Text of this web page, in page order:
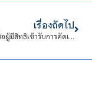
เรื่องถัดไป
ประกาศรายชื่อผู้มีสิทธิเข้ารับการคัดเลือกปฏิบัติงานในสถาบันเทคโนโลยีจิตรลดา ตำแหน่ง สายสนับสนุน สังกัด ศูนย์นวัตกิจ